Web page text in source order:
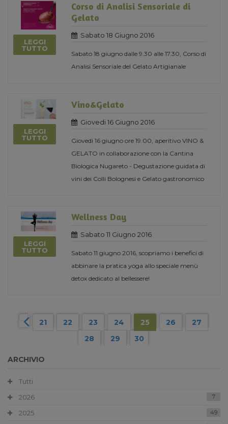
LEGGI
TUTTO
Corso di Analisi Sensoriale di
Gelato
Sabato 18 Giugno 2016
Sabato 18 giugno dalle 9.30 alle 17.30, Corso di
Analisi Sensoriale del Gelato Artigianale
LEGGI
TUTTO
Vino&Gelato
Giovedi 16 Giugno 2016
Giovedì 16 giugno ore 19.00, aperitivo VINO &
GELATO in collaborazione con la Cantina
Biologica Nugareto - Degustazione guidata di
vini dei Colli Bolognesi e Gelato gastronomico
LEGGI
TUTTO
Wellness Day
Sabato 11 Giugno 2016
Sabato 11 giugno 2016, scopriamo i benefici di
abbinare la pratica yoga allo speciale menù
detox dedicato al bellessere!
21 22 23 24 25 26
27
28
29 30
ARCHIVIO
Tutti
2026
7
2025 49